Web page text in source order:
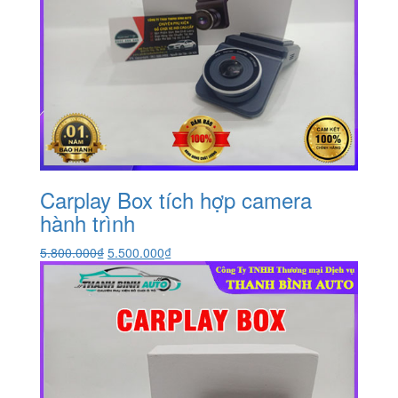
Carplay Box tích hợp camera
hành trình
5.800.000₫ Giá
gốc
là:
5.800.000₫.
5.500.000₫Giá
hiện
tại
là:
5.500.000₫.